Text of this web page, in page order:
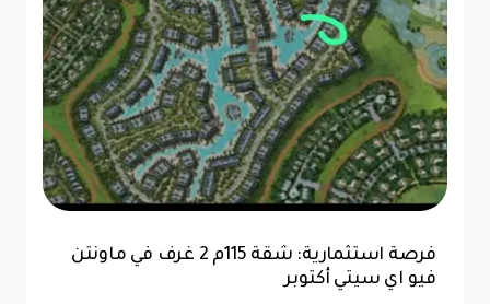
مكتب للبيع في أفضل مواقع كابيتال بيزنس
بارك